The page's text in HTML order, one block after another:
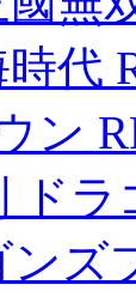
代
ン
ドラ
ンズ